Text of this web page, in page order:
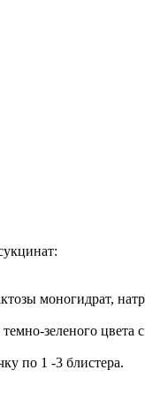
моногидрат,
зеленого
по 1 -3 блистера.